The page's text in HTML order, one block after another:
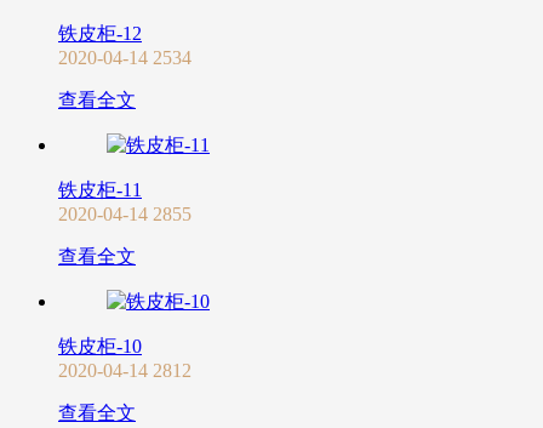
铁皮柜-12
2020-04-14 2534
查看全文
铁皮柜-11
2020-04-14 2855
查看全文
铁皮柜-10
2020-04-14 2812
查看全文